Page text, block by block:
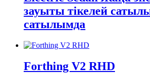
зауыты тікелей
сатылымда
Forthing V2 RHD